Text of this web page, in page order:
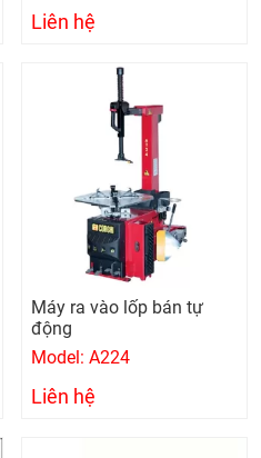
Liên hệ
Máy ra vào lốp bán tự
động
Model: A224
Liên hệ